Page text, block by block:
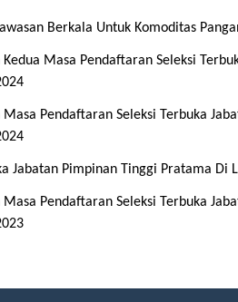
Berkala Untuk Komoditas
Masa Pendaftaran Seleksi
Pendaftaran Seleksi Terbuka
Jabatan Pimpinan Tinggi Pratama
Pendaftaran Seleksi Terbuka